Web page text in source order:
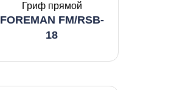
Гриф прямой
FOREMAN FM/RSB-
18